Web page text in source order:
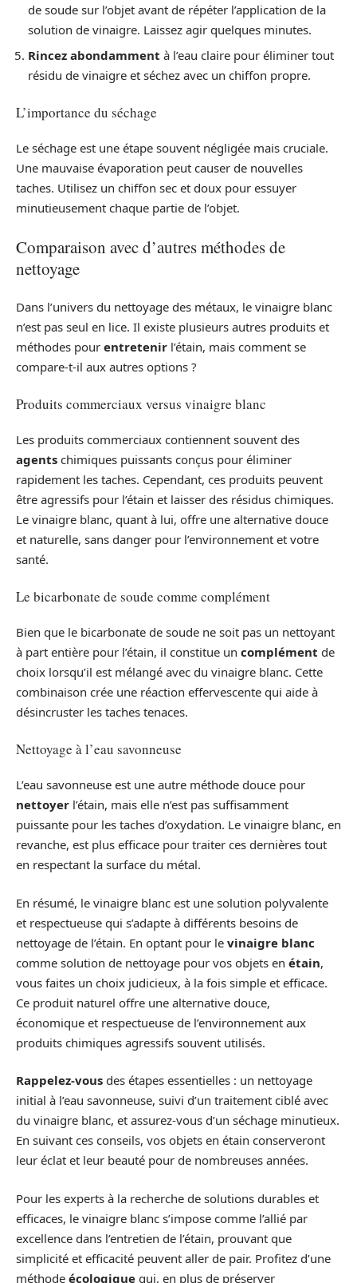
de soude sur l’objet avant de répéter l’application de la
solution de vinaigre. Laissez agir quelques minutes.
Rincez abondamment à l’eau claire pour éliminer tout
résidu de vinaigre et séchez avec un chiffon propre.
L’importance du séchage
Le séchage est une étape souvent négligée mais cruciale.
Une mauvaise évaporation peut causer de nouvelles
taches. Utilisez un chiffon sec et doux pour essuyer
minutieusement chaque partie de l’objet.
Comparaison avec d’autres méthodes de
nettoyage
Dans l’univers du nettoyage des métaux, le vinaigre blanc
n’est pas seul en lice. Il existe plusieurs autres produits et
méthodes pour entretenir l’étain, mais comment se
compare-t-il aux autres options ?
Produits commerciaux versus vinaigre blanc
Les produits commerciaux contiennent souvent des
agents chimiques puissants conçus pour éliminer
rapidement les taches. Cependant, ces produits peuvent
être agressifs pour l’étain et laisser des résidus chimiques.
Le vinaigre blanc, quant à lui, offre une alternative douce
et naturelle, sans danger pour l’environnement et votre
santé.
Le bicarbonate de soude comme complément
Bien que le bicarbonate de soude ne soit pas un nettoyant
à part entière pour l’étain, il constitue un complément de
choix lorsqu’il est mélangé avec du vinaigre blanc. Cette
combinaison crée une réaction effervescente qui aide à
désincruster les taches tenaces.
Nettoyage à l’eau savonneuse
L’eau savonneuse est une autre méthode douce pour
nettoyer l’étain, mais elle n’est pas suffisamment
puissante pour les taches d’oxydation. Le vinaigre blanc, en
revanche, est plus efficace pour traiter ces dernières tout
en respectant la surface du métal.
En résumé, le vinaigre blanc est une solution polyvalente
et respectueuse qui s’adapte à différents besoins de
nettoyage de l’étain. En optant pour le vinaigre blanc
comme solution de nettoyage pour vos objets en étain,
vous faites un choix judicieux, à la fois simple et efficace.
Ce produit naturel offre une alternative douce,
économique et respectueuse de l’environnement aux
produits chimiques agressifs souvent utilisés.
Rappelez-vous des étapes essentielles : un nettoyage
initial à l’eau savonneuse, suivi d’un traitement ciblé avec
du vinaigre blanc, et assurez-vous d’un séchage minutieux.
En suivant ces conseils, vos objets en étain conserveront
leur éclat et leur beauté pour de nombreuses années.
Pour les experts à la recherche de solutions durables et
efficaces, le vinaigre blanc s’impose comme l’allié par
excellence dans l’entretien de l’étain, prouvant que
simplicité et efficacité peuvent aller de pair. Profitez d’une
méthode écologique qui, en plus de préserver